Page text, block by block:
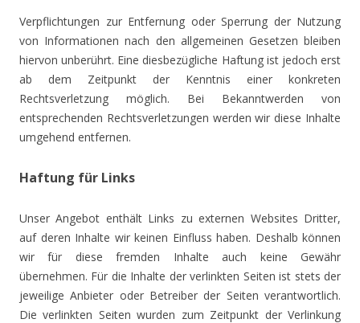
Verpflichtungen zur Entfernung oder Sperrung der Nutzung
von Informationen nach den allgemeinen Gesetzen bleiben
hiervon unberührt. Eine diesbezügliche Haftung ist jedoch erst
ab dem Zeitpunkt der Kenntnis einer konkreten
Rechtsverletzung möglich. Bei Bekanntwerden von
entsprechenden Rechtsverletzungen werden wir diese Inhalte
umgehend entfernen.
Haftung für Links
Unser Angebot enthält Links zu externen Websites Dritter,
auf deren Inhalte wir keinen Einfluss haben. Deshalb können
wir für diese fremden Inhalte auch keine Gewähr
übernehmen. Für die Inhalte der verlinkten Seiten ist stets der
jeweilige Anbieter oder Betreiber der Seiten verantwortlich.
Die verlinkten Seiten wurden zum Zeitpunkt der Verlinkung